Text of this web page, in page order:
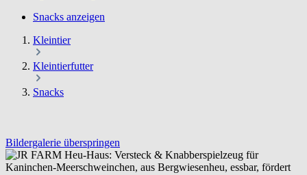
Snacks anzeigen
Kleintier
Kleintierfutter
Snacks
Bildergalerie überspringen